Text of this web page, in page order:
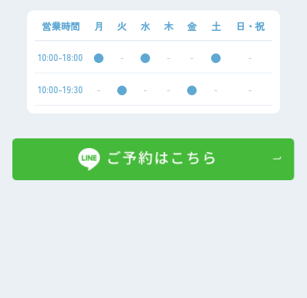
営業時間 月 火 水 木 金 土 日・祝
10:00-18:00 - - - -
10:00-19:30 - - - - -